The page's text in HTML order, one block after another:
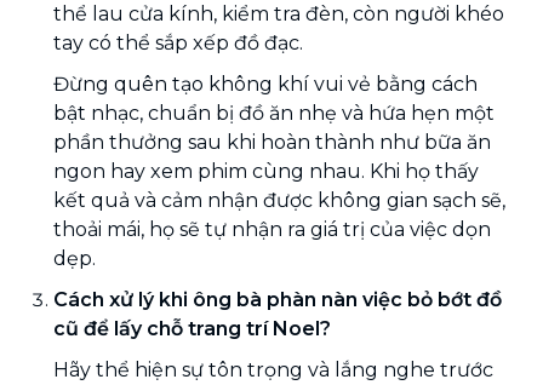
thể lau cửa kính, kiểm tra đèn, còn người khéo
tay có thể sắp xếp đồ đạc.
Đừng quên tạo không khí vui vẻ bằng cách
bật nhạc, chuẩn bị đồ ăn nhẹ và hứa hẹn một
phần thưởng sau khi hoàn thành như bữa ăn
ngon hay xem phim cùng nhau. Khi họ thấy
kết quả và cảm nhận được không gian sạch sẽ,
thoải mái, họ sẽ tự nhận ra giá trị của việc dọn
dẹp.
Cách xử lý khi ông bà phàn nàn việc bỏ bớt đồ
cũ để lấy chỗ trang trí Noel?
Hãy thể hiện sự tôn trọng và lắng nghe trước